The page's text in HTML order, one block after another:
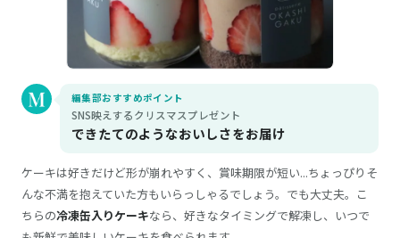
編集部おすすめポイント
SNS映えするクリスマスプレゼント
できたてのようなおいしさをお届け
ケーキは好きだけど形が崩れやすく、賞味期限が短い...ちょっぴりそ
んな不満を抱えていた方もいらっしゃるでしょう。でも大丈夫。こ
ちらの冷凍缶入りケーキなら、好きなタイミングで解凍し、いつで